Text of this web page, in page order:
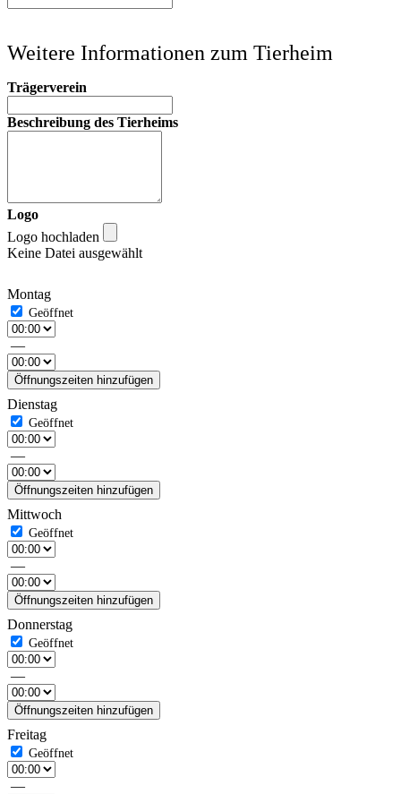
Weitere Informationen zum Tierheim
Trägerverein
Beschreibung des Tierheims
Logo
Logo hochladen
Keine Datei ausgewählt
Montag
—
Öffnungszeiten hinzufügen
Dienstag
—
Öffnungszeiten hinzufügen
Mittwoch
—
Öffnungszeiten hinzufügen
Donnerstag
—
Öffnungszeiten hinzufügen
Freitag
—